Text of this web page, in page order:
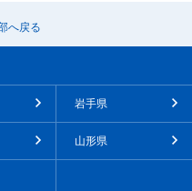
へ戻る
岩手県
山形県